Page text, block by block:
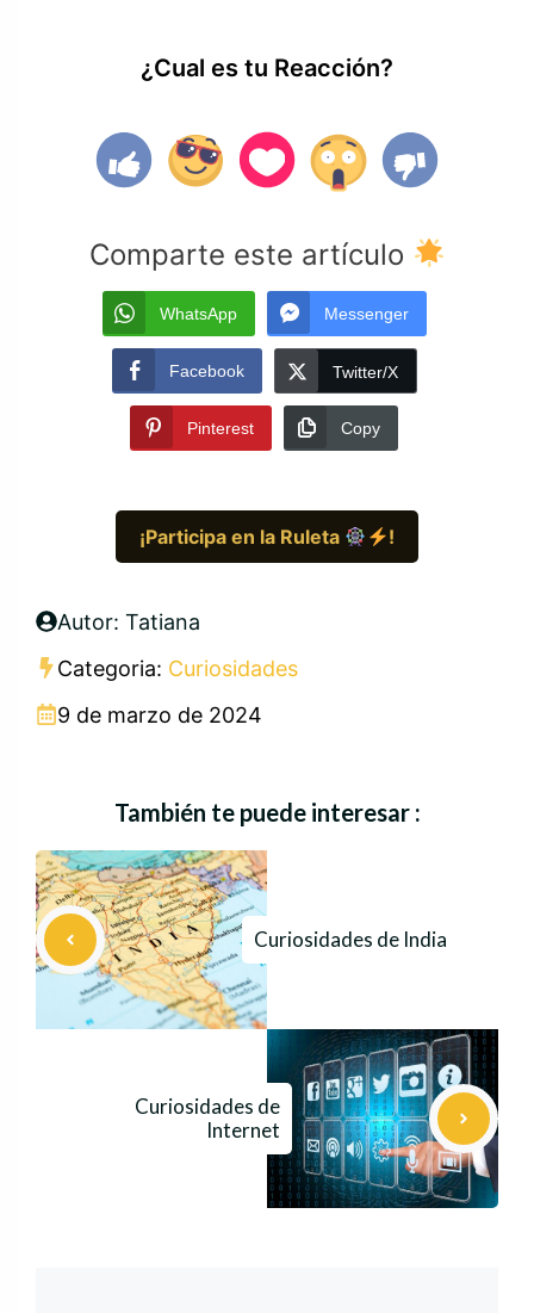
¿Cual es tu Reacción?
Comparte este artículo
WhatsApp Messenger
Facebook Twitter/X
Pinterest Copy
¡Participa en la Ruleta !
Autor: Tatiana
Categoria: Curiosidades
9 de marzo de 2024
También te puede interesar :
Curiosidades de India
Curiosidades de
Internet